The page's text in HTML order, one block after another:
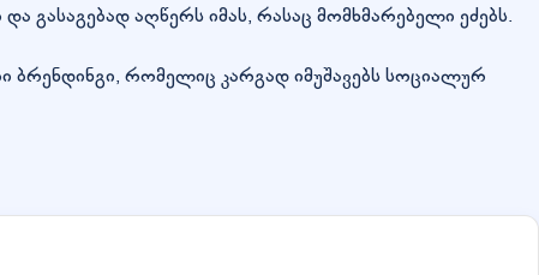
აღწერს იმას, რასაც მომხმარებელი ეძებს.
ბრენდინგი, რომელიც კარგად იმუშავებს სოციალურ